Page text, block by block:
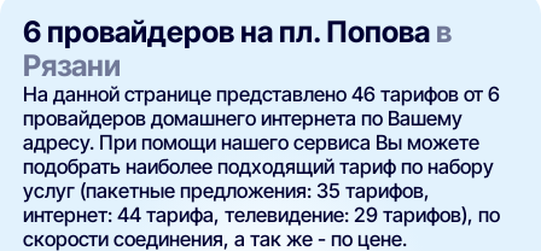
6 провайдеров на пл. Попова в
Рязани
На данной странице представлено 46 тарифов от 6
провайдеров домашнего интернета по Вашему
адресу. При помощи нашего сервиса Вы можете
подобрать наиболее подходящий тариф по набору
услуг (пакетные предложения: 35 тарифов,
интернет: 44 тарифа, телевидение: 29 тарифов), по
скорости соединения, а так же - по цене.